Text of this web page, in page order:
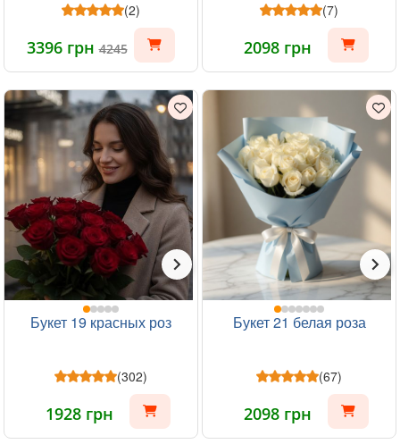
(2)
3396 грн4245
(7)
2098 грн
Букет 19 красных роз
(302)
1928 грн
Букет 21 белая роза
(67)
2098 грн